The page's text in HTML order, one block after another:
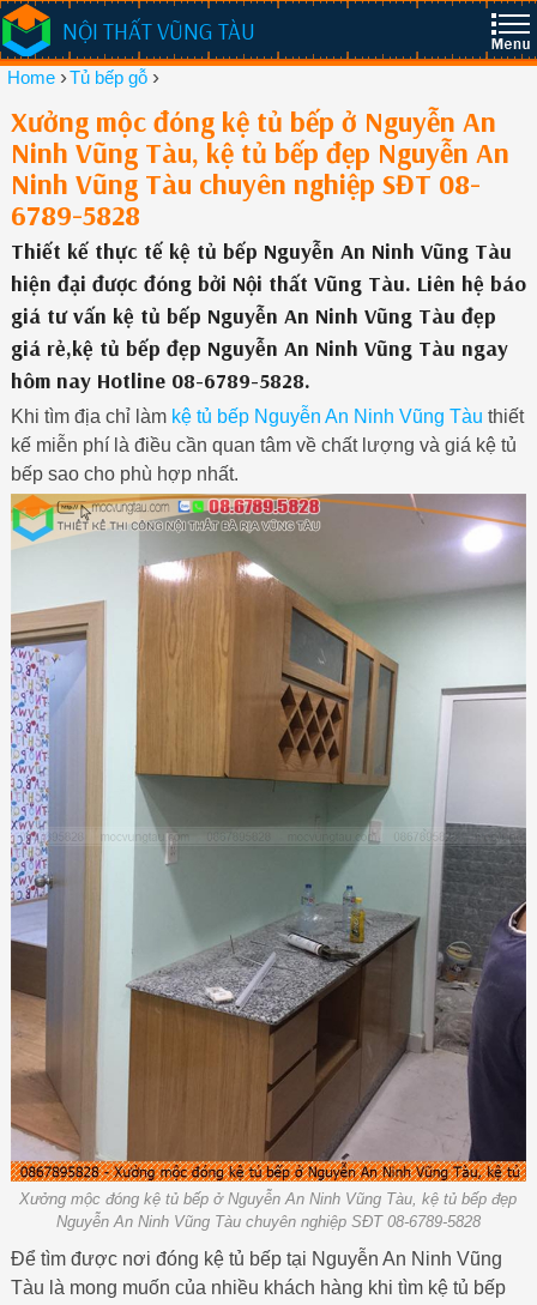
NỘI THẤT VŨNG TÀU
Home ›Tủ bếp gỗ ›
Xưởng mộc đóng kệ tủ bếp ở Nguyễn An
Ninh Vũng Tàu, kệ tủ bếp đẹp Nguyễn An
Ninh Vũng Tàu chuyên nghiệp SĐT 08-
6789-5828
Thiết kế thực tế kệ tủ bếp Nguyễn An Ninh Vũng Tàu
hiện đại được đóng bởi Nội thất Vũng Tàu. Liên hệ báo
giá tư vấn kệ tủ bếp Nguyễn An Ninh Vũng Tàu đẹp
giá rẻ,kệ tủ bếp đẹp Nguyễn An Ninh Vũng Tàu ngay
hôm nay Hotline 08-6789-5828.
Khi tìm địa chỉ làm kệ tủ bếp Nguyễn An Ninh Vũng Tàu thiết
kế miễn phí là điều cần quan tâm về chất lượng và giá kệ tủ
bếp sao cho phù hợp nhất.
Xưởng mộc đóng kệ tủ bếp ở Nguyễn An Ninh Vũng Tàu, kệ tủ bếp đẹp
Nguyễn An Ninh Vũng Tàu chuyên nghiệp SĐT 08-6789-5828
Để tìm được nơi đóng kệ tủ bếp tại Nguyễn An Ninh Vũng
Tàu là mong muốn của nhiều khách hàng khi tìm kệ tủ bếp